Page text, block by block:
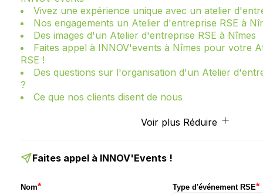
Vivez une expérience unique avec un atelier
Nos engagements un Atelier d'entreprise RSE à
Des images d'un Atelier d'entreprise RSE à Nîmes
Faites appel à INNOV'events à Nîmes pour votre
RSE !
Des questions sur l'organisation d'un Atelier
?
Ce que nos clients disent de nous
Voir plus Réduire
Faites appel à INNOV'Events !
Nom* Type d'événement RSE*